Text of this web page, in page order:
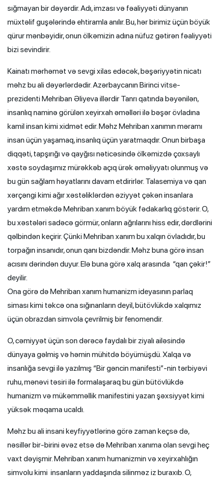
sığmayan bir dəyərdir. Adı, imzası və fəaliyyəti dünyanın
müxtəlif guşələrində ehtiramla anılır. Bu, hər birimiz üçün böyük
qürur mənbəyidir, onun ölkəmizin adına nüfuz gətirən fəaliyyəti
bizi sevindirir.
Kainatı mərhəmət və sevgi xilas edəcək, bəşəriyyətin nicatı
məhz bu ali dəyərlərdədir. Azərbaycanın Birinci vitse-
prezidenti Mehriban Əliyeva illərdir Tanrı qatında bəyənilən,
insanlıq naminə görülən xeyirxah əməlləri ilə bəşər övladına
kamil insan kimi xidmət edir. Məhz Mehriban xanımın məramı
insan üçün yaşamaq, insanlıq üçün yaratmaqdır. Onun birbaşa
diqqəti, tapşırığı və qayğısı nəticəsində ölkəmizdə çoxsaylı
xəstə soydaşımız mürəkkəb açıq ürək əməliyyatı olunmuş və
bu gün sağlam həyatlarını davam etdirirlər. Talasemiya və qan
xərçəngi kimi ağır xəstəliklərdən əziyyət çəkən insanlara
yardım etməkdə Mehriban xanım böyük fədakarlıq göstərir. O,
bu xəstələri sadəcə görmür, onların ağrılarını hiss edir, dərdlərini
qəlbindən keçirir. Çünki Mehriban xanım bu xalqın övladıdır, bu
torpağın insanıdır, onun qanı bizdəndir. Məhz buna görə insan
acısını dərindən duyur. Elə buna görə xalq arasında “qan çəkir!”
deyilir.
Ona görə də Mehriban xanım humanizm ideyasının parlaq
siması kimi təkcə ona sığınanların deyil, bütövlükdə xalqımız
üçün obrazdan simvola çevrilmiş bir fenomendir.
O, cəmiyyət üçün son dərəcə faydalı bir ziyalı ailəsində
dünyaya gəlmiş və həmin mühitdə böyümüşdü. Xalqa və
insanlığa sevgi ilə yazılmış “Bir gəncin manifesti”-nin tərbiyəvi
ruhu, mənəvi təsiri ilə formalaşaraq bu gün bütövlükdə
humanizm və mükəmməllik manifestini yazan şəxsiyyət kimi
yüksək məqama ucaldı.
Məhz bu ali insani keyfiyyətlərinə görə zaman keçsə də,
nəsillər bir-birini əvəz etsə də Mehriban xanıma olan sevgi heç
vaxt dəyişmir. Mehriban xanım humanizmin və xeyirxahlığın
simvolu kimi insanların yaddaşında silinməz iz buraxıb. O,